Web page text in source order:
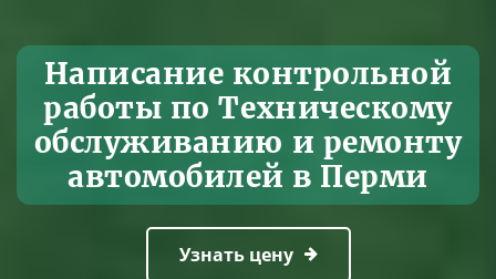
Написание контрольной
работы по Техническому
обслуживанию и ремонту
автомобилей в Перми
Узнать цену